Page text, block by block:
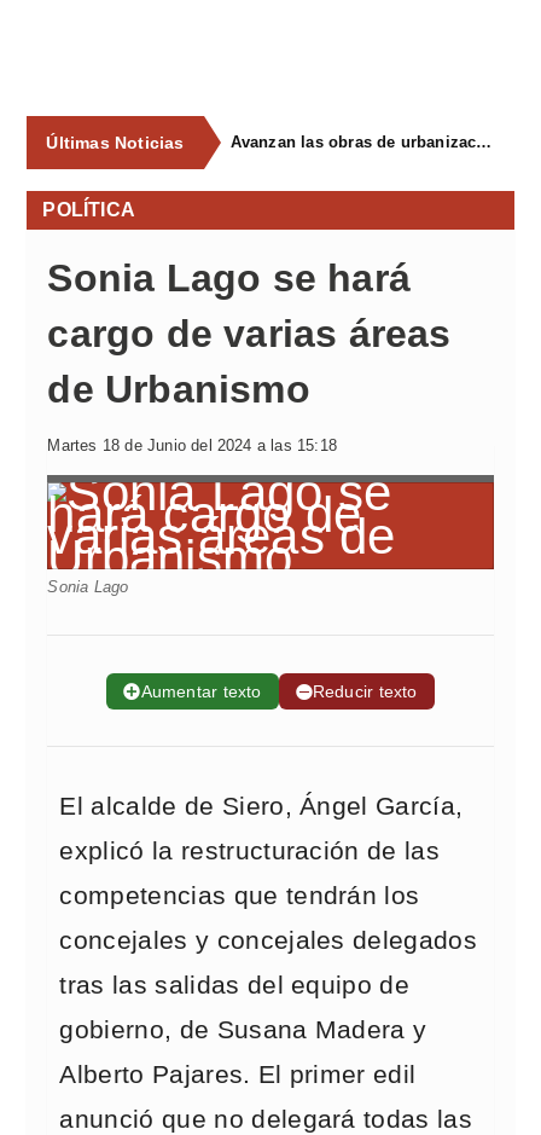
Últimas Noticias Avanzan las obras de urbanización del parque de La Reconquista, en los terrenos del antiguo matadero de Pola de Siero
POLÍTICA
Sonia Lago se hará
cargo de varias áreas
de Urbanismo
Martes 18 de Junio del 2024 a las 15:18
Sonia Lago
➕Aumentar texto ➖Reducir texto
El alcalde de Siero, Ángel García,
explicó la restructuración de las
competencias que tendrán los
concejales y concejales delegados
tras las salidas del equipo de
gobierno, de Susana Madera y
Alberto Pajares. El primer edil
anunció que no delegará todas las